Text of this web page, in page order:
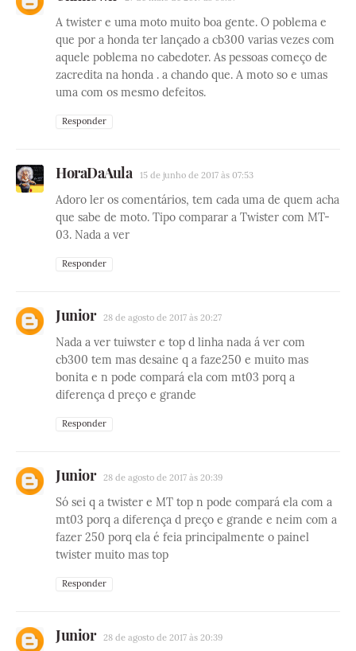
A twister e uma moto muito boa gente. O poblema e
que por a honda ter lançado a cb300 varias vezes com
aquele poblema no cabedoter. As pessoas começo de
zacredita na honda . a chando que. A moto so e umas
uma com os mesmo defeitos.
Responder
HoraDaAula 15 de junho de 2017 às 07:53
Adoro ler os comentários, tem cada uma de quem acha
que sabe de moto. Tipo comparar a Twister com MT-
03. Nada a ver
Responder
Junior 28 de agosto de 2017 às 20:27
Nada a ver tuiwster e top d linha nada á ver com
cb300 tem mas desaine q a faze250 e muito mas
bonita e n pode compará ela com mt03 porq a
diferença d preço e grande
Responder
Junior 28 de agosto de 2017 às 20:39
Só sei q a twister e MT top n pode compará ela com a
mt03 porq a diferença d preço e grande e neim com a
fazer 250 porq ela é feia principalmente o painel
twister muito mas top
Responder
Junior 28 de agosto de 2017 às 20:39